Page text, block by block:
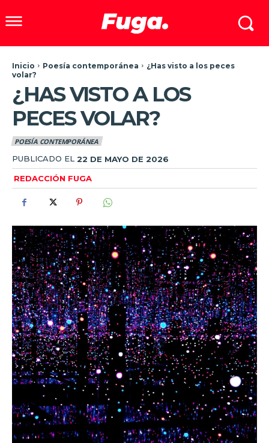
Inicio Poesía contemporánea
¿Has visto a los peces
volar?
¿HAS VISTO A LOS
PECES VOLAR?
POESÍA CONTEMPORÁNEA
PUBLICADO EL 22 DE MAYO DE 2026
REDACCIÓN FUGA